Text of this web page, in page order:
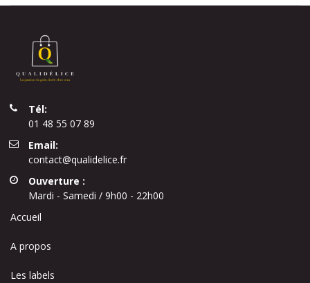
Tél:
01 48 55 07 89
Email:
contact@qualidelice.fr
Ouverture :
Mardi - Samedi / 9h00 - 22h00
Accueil
A propos
Les labels